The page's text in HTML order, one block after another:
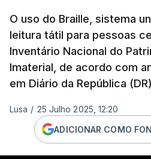
O uso do Braille, sistema
leitura tátil para pessoas
Inventário Nacional do
Imaterial, de acordo com
em Diário da República
Lusa / 25 Julho 2025, 12:20
ADICIONAR COMO